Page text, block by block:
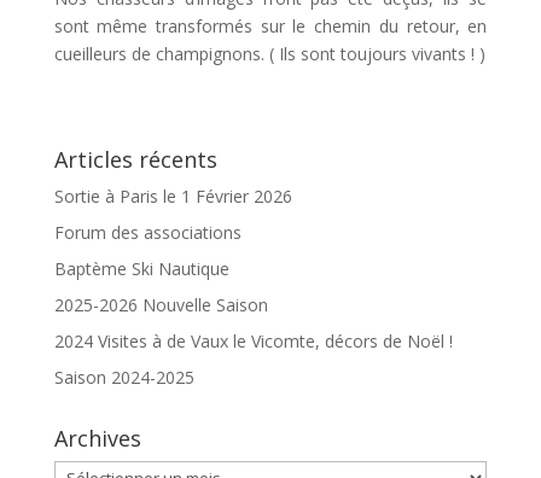
sont même transformés sur le chemin du retour, en
cueilleurs de champignons. ( Ils sont toujours vivants ! )
Articles récents
Sortie à Paris le 1 Février 2026
Forum des associations
Baptème Ski Nautique
2025-2026 Nouvelle Saison
2024 Visites à de Vaux le Vicomte, décors de Noël !
Saison 2024-2025
Archives